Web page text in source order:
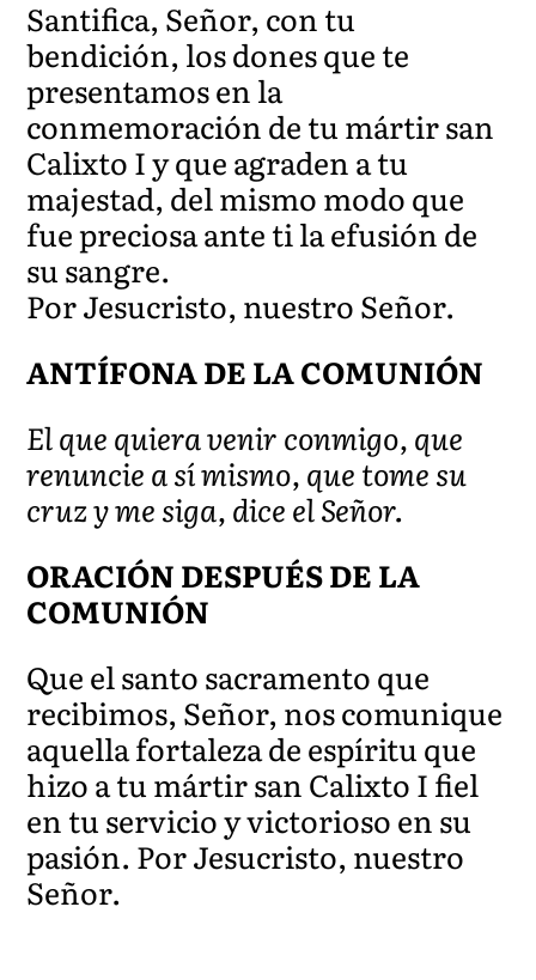
Santifica, Señor, con tu
bendición, los dones que te
presentamos en la
conmemoración de tu mártir san
Calixto I y que agraden a tu
majestad, del mismo modo que
fue preciosa ante ti la efusión de
su sangre.
Por Jesucristo, nuestro Señor.
ANTÍFONA DE LA COMUNIÓN
El que quiera venir conmigo, que
renuncie a sí mismo, que tome su
cruz y me siga, dice el Señor.
ORACIÓN DESPUÉS DE LA
COMUNIÓN
Que el santo sacramento que
recibimos, Señor, nos comunique
aquella fortaleza de espíritu que
hizo a tu mártir san Calixto I fiel
en tu servicio y victorioso en su
pasión. Por Jesucristo, nuestro
Señor.